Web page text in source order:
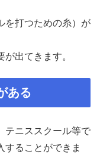
を打つための糸）が
出てきます。
ある
テニススクール等で
することができま